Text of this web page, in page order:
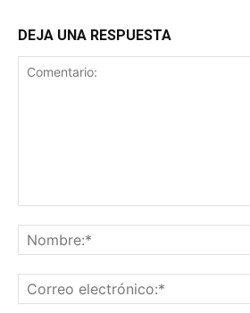
DEJA UNA RESPUESTA